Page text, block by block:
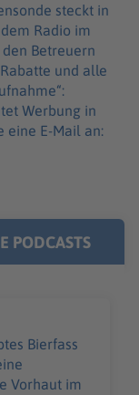
steckt in
Radio im
Betreuern
eine E-Mail an:
PODCASTS
Bierfass
Vorhaut im